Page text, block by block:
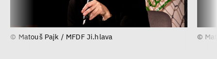
© Matouš Pajk / MFDF Ji.hlava ©